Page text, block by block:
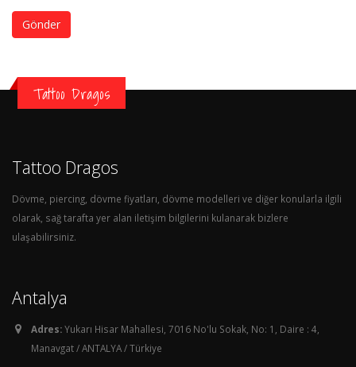
Gönder
Tattoo Dragos
Tattoo Dragos
Dövme, piercing, dövme fiyatları, dövme modelleri ve diğer konularla ilgili
olarak, sağ tarafta yer alan iletişim bilgilerini kulanarak bizlere
ulaşabilirsiniz.
Antalya
Adres:Yukarı Hisar Mahallesi, 7016 No'lu Sokak, No: 1, Daire : 4,
Manavgat / ANTALYA / Türkiye